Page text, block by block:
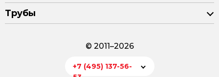
Трубы
© 2011–2026
+7 (495) 137-56-